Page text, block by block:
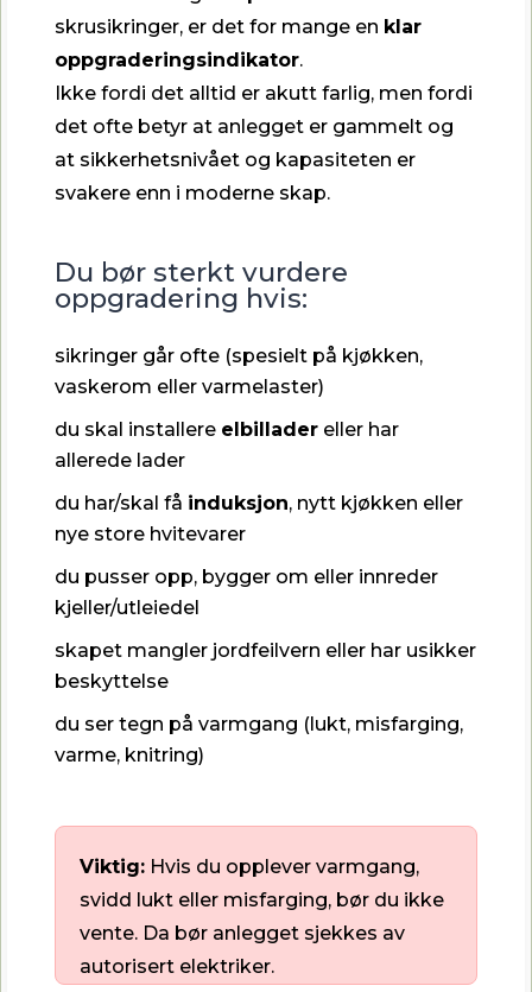
skrusikringer, er det for mange en klar
oppgraderingsindikator.
Ikke fordi det alltid er akutt farlig, men fordi
det ofte betyr at anlegget er gammelt og
at sikkerhetsnivået og kapasiteten er
svakere enn i moderne skap.
Du bør sterkt vurdere
oppgradering hvis:
sikringer går ofte (spesielt på kjøkken,
vaskerom eller varmelaster)
du skal installere elbillader eller har
allerede lader
du har/skal få induksjon, nytt kjøkken eller
nye store hvitevarer
du pusser opp, bygger om eller innreder
kjeller/utleiedel
skapet mangler jordfeilvern eller har usikker
beskyttelse
du ser tegn på varmgang (lukt, misfarging,
varme, knitring)
Viktig: Hvis du opplever varmgang,
svidd lukt eller misfarging, bør du ikke
vente. Da bør anlegget sjekkes av
autorisert elektriker.